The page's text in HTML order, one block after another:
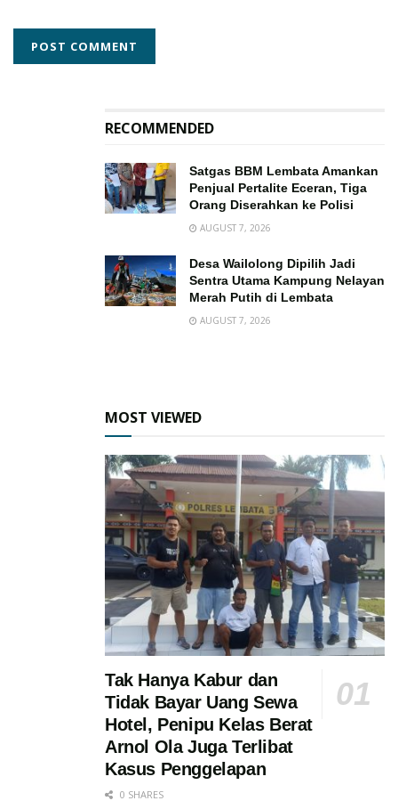
RECOMMENDED
Satgas BBM Lembata Amankan
Penjual Pertalite Eceran, Tiga
Orang Diserahkan ke Polisi
AUGUST 7, 2026
Desa Wailolong Dipilih Jadi
Sentra Utama Kampung Nelayan
Merah Putih di Lembata
AUGUST 7, 2026
MOST VIEWED
Tak Hanya Kabur dan
Tidak Bayar Uang Sewa
Hotel, Penipu Kelas Berat
Arnol Ola Juga Terlibat
Kasus Penggelapan
0 SHARES